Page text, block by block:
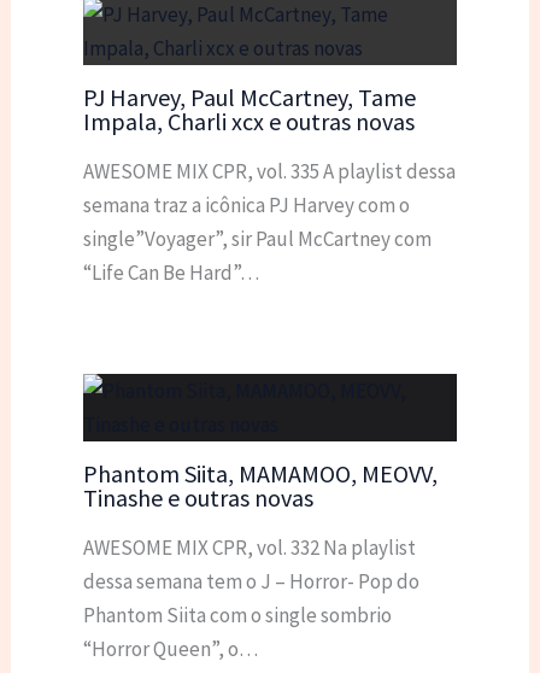
PJ Harvey, Paul McCartney, Tame
Impala, Charli xcx e outras novas
AWESOME MIX CPR, vol. 335 A playlist dessa
semana traz a icônica PJ Harvey com o
single”Voyager”, sir Paul McCartney com
“Life Can Be Hard”…
Phantom Siita, MAMAMOO, MEOVV,
Tinashe e outras novas
AWESOME MIX CPR, vol. 332 Na playlist
dessa semana tem o J – Horror- Pop do
Phantom Siita com o single sombrio
“Horror Queen”, o…